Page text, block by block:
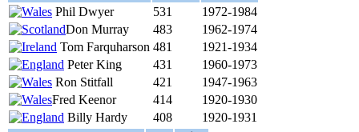
Phil Dwyer
531
1972-1984
Don Murray
483
1962-1974
Tom Farquharson 481
1921-1934
Peter King
431
1960-1973
Ron Stitfall
421
1947-1963
Fred Keenor
414
1920-1930
Billy Hardy
408
1920-1931